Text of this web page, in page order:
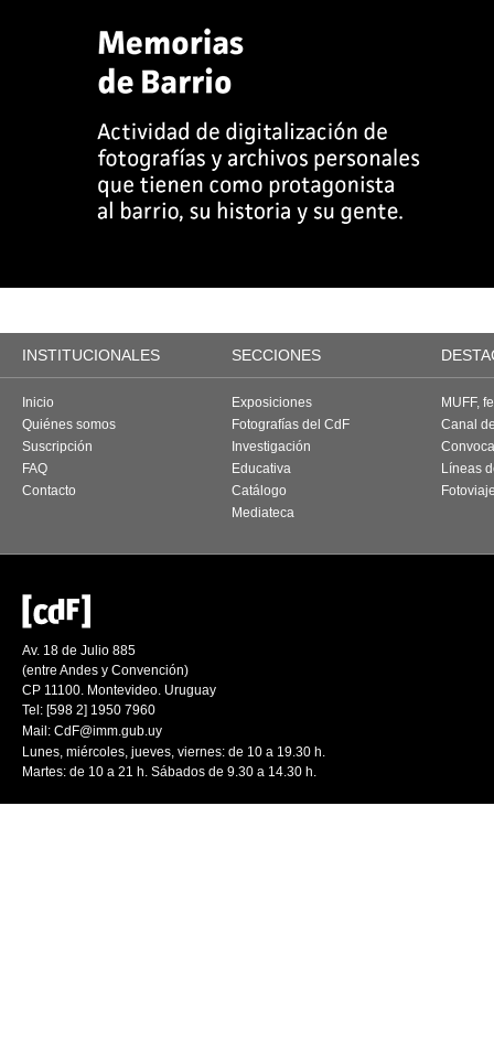
INSTITUCIONALES SECCIONES
Inicio
Quiénes somos
Suscripción
FAQ
Contacto
Exposiciones
Fotografías del CdF
Investigación
Educativa
Catálogo
Mediateca
MUFF,
Canal
Líneas
Av. 18 de Julio 885
(entre Andes y Convención)
CP 11100. Montevideo. Uruguay
Tel: [598 2] 1950 7960
Mail: CdF@imm.gub.uy
Lunes, miércoles, jueves, viernes: de 10 a 19.30 h.
Martes: de 10 a 21 h. Sábados de 9.30 a 14.30 h.